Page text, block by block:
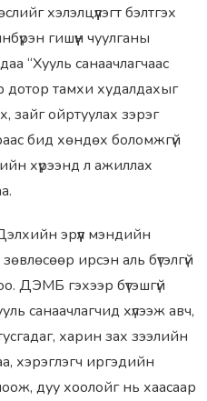
хэлэлцүүлэгт бэлтгэх
гишүүн чуулганы
“Хууль санаачлагчаас
дотор тамхи худалдахыг
зайг ойртуулах зэрэг
бид хөндөх боломжгүй
хүрээнд л ажиллах
эрүүл мэндийн
ирсэн аль бүтэлгүй
ДЭМБ гэхээр бүтэшгүй
санаачлагчид хүлээж авч,
тусгадаг, харин зах зээлийн
хэрэглэгч иргэдийн
дуу хоолойг нь хаасаар